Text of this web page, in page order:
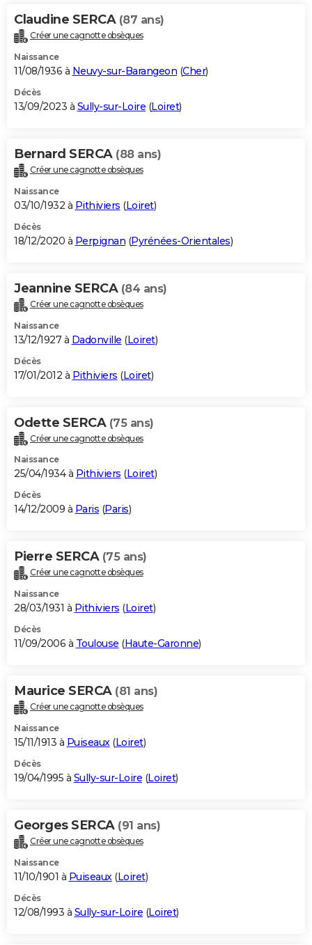
Carte de Noël
Carte Bonne année
Carte Saint-Valentin
Carte Pâques
Carte d'anniversaire
DICTIONNAIRE
Dictionnaire
Biographies
Citations
Expressions
Proverbes
PROGRAMME TV
S'inscrire
Se connecter
Lycées
Collèges
Primaires
Universités
Entreprises
Service militaire
Avis de recherche
AVIS DE DÉCÈS
Bricolage
Lifestyle
Culture
Sport
Auto
Television
Voyage
Cinema
Claudine SERCA (87 ans)
Créer une cagnotte obsèques
Naissance
11/08/1936 à Neuvy-sur-Barangeon (Cher)
Décès
13/09/2023 à Sully-sur-Loire (Loiret)
Bernard SERCA (88 ans)
Créer une cagnotte obsèques
Naissance
03/10/1932 à Pithiviers (Loiret)
Décès
18/12/2020 à Perpignan (Pyrénées-Orientales)
Jeannine SERCA (84 ans)
Créer une cagnotte obsèques
Naissance
13/12/1927 à Dadonville (Loiret)
Décès
17/01/2012 à Pithiviers (Loiret)
Odette SERCA (75 ans)
Créer une cagnotte obsèques
Naissance
25/04/1934 à Pithiviers (Loiret)
Décès
14/12/2009 à Paris (Paris)
Pierre SERCA (75 ans)
Créer une cagnotte obsèques
Naissance
28/03/1931 à Pithiviers (Loiret)
Décès
11/09/2006 à Toulouse (Haute-Garonne)
Maurice SERCA (81 ans)
Créer une cagnotte obsèques
Naissance
15/11/1913 à Puiseaux(Loiret)
Décès
19/04/1995 à Sully-sur-Loire (Loiret)
Georges SERCA (91 ans)
Créer une cagnotte obsèques
Naissance
11/10/1901 à Puiseaux(Loiret)
Décès
12/08/1993 à Sully-sur-Loire (Loiret)